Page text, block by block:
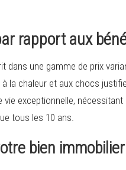
rapport aux
dans une gamme de prix
la chaleur et aux chocs
exceptionnelle,
tous les 10 ans.
bien immobilier